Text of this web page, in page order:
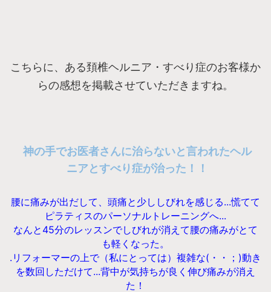
こちらに、ある頚椎ヘルニア・すべり症のお客様か
らの感想を掲載させていただきますね。
神の手でお医者さんに治らないと言われたヘル
ニアとすべり症が治った！！
腰に痛みが出だして、頭痛と少ししびれを感じる...慌てて
ピラティスのパーソナルトレーニングへ...
なんと45分のレッスンでしびれが消えて腰の痛みがとて
も軽くなった。
.リフォーマーの上で（私にとっては）複雑な(・・；)動き
を数回しただけて...背中が気持ちが良く伸び痛みが消え
た！